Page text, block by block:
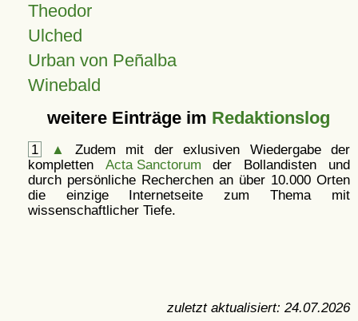
Theodor
Ulched
Urban von Peñalba
Winebald
weitere Einträge im Redaktionslog
1 ▲
Zudem mit der exlusiven Wiedergabe der
kompletten Acta Sanctorum der Bollandisten und
durch persönliche Recherchen an über 10.000 Orten
die einzige Internetseite zum Thema mit
wissenschaftlicher Tiefe.
zuletzt aktualisiert: 24.07.2026